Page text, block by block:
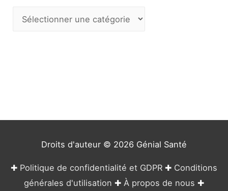
Droits d'auteur © 2026 Génial Santé
✚ Politique de confidentialité et GDPR ✚ Conditions
générales d'utilisation ✚ À propos de nous ✚